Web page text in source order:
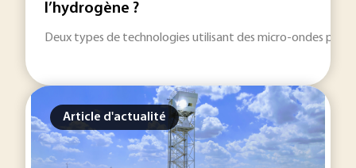
l’hydrogène ?
Deux types de technologies utilisant des micro-ondes
Article d'actualité